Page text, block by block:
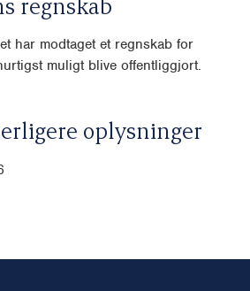
har modtaget et regnskab for
muligt blive offentliggjort.
oplysninger